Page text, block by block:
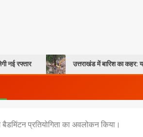
उत्तराखंड में बारिश का कहर: यमुनोत्री
प्रतियोगिता का अवलोकन किया।